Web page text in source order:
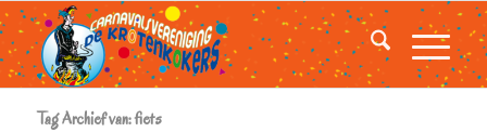
Tag Archief van: fiets